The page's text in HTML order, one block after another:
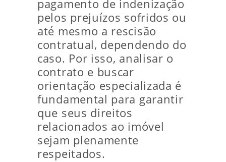
pagamento de indenização
pelos prejuízos sofridos ou
até mesmo a rescisão
contratual, dependendo do
caso. Por isso, analisar o
contrato e buscar
orientação especializada é
fundamental para garantir
que seus direitos
relacionados ao imóvel
sejam plenamente
respeitados.